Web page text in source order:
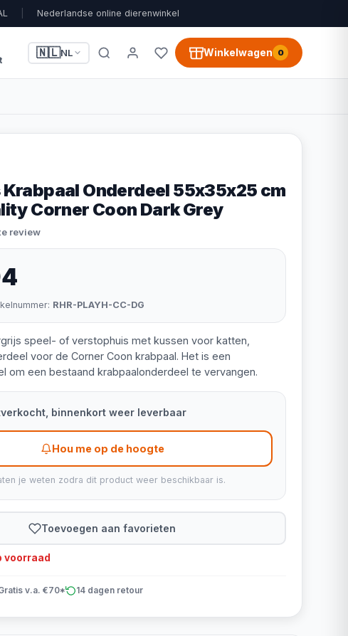
Nederlandse online dierenwinkel
🇳🇱NL Winkelwagen 0
Krabpaal Onderdeel 55x35x25 cm
Corner Coon Dark Grey
review
RHR-PLAYH-CC-DG
speel- of verstophuis met kussen voor katten,
voor de Corner Coon krabpaal. Het is een
om een bestaand krabpaalonderdeel te vervangen.
binnenkort weer leverbaar
Hou me op de hoogte
je weten zodra dit product weer beschikbaar is.
Toevoegen aan favorieten
voorraad
v.a. €70* 14 dagen retour